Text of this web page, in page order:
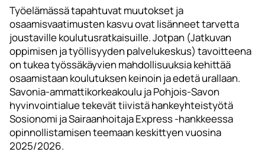
Työelämässä tapahtuvat muutokset ja
osaamisvaatimusten kasvu ovat lisänneet tarvetta
joustaville koulutusratkaisuille. Jotpan (Jatkuvan
oppimisen ja työllisyyden palvelukeskus) tavoitteena
on tukea työssäkäyvien mahdollisuuksia kehittää
osaamistaan koulutuksen keinoin ja edetä urallaan.
Savonia-ammattikorkeakoulu ja Pohjois-Savon
hyvinvointialue tekevät tiivistä hankeyhteistyötä
Sosionomi ja Sairaanhoitaja Express -hankkeessa
opinnollistamisen teemaan keskittyen vuosina
2025/2026.